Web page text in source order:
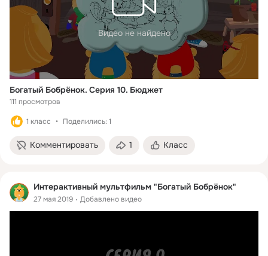
Видео не найдено
Богатый Бобрёнок. Серия 10. Бюджет
111 просмотров
1 класс Поделились: 1
Комментировать 1 Класс
Интерактивный мультфильм "Богатый Бобрёнок"
27 мая 2019 Добавлено видео